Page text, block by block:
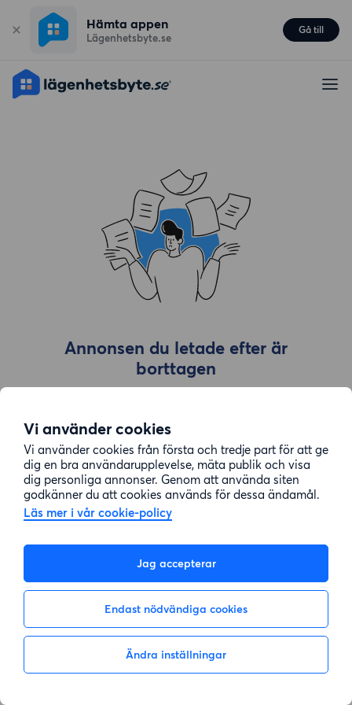
Vi använder cookies
Vi använder cookies från första och tredje part för att ge
dig en bra användarupplevelse, mäta publik och visa
dig personliga annonser. Genom att använda siten
godkänner du att cookies används för dessa ändamål.
Läs mer i vår cookie-policy
Jag accepterar
Endast nödvändiga cookies
Ändra inställningar
Hämta appen
Lägenhetsbyte.se
Gå till
Annonsen du letade efter är
borttagen
Gå till sök